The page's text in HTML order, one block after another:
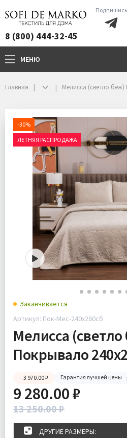
8 (800) 444-32-45
Подпишись
МЕНЮ
Главная Мелисса (светло
-30%
ЛЕТНЯЯ РАСПРОДАЖА
Заканчивается
Артикул: Пок-Мес-240х260сб
Мелисса
Покрывало
– 3 970.00 ₽ Гарантия лучшей цены
9 280.00 ₽
13 250.00 ₽
ДРУГИЕ РАЗМЕРЫ: